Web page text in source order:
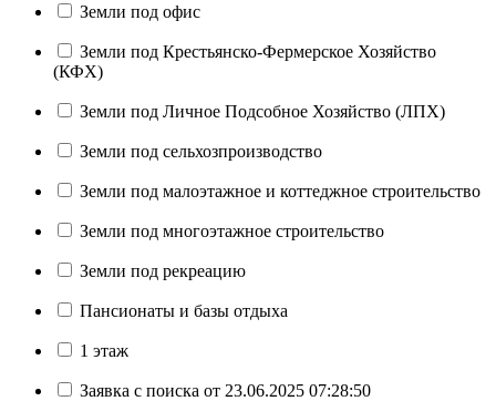
Земли под офис
Земли под Крестьянско-Фермерское Хозяйство
(КФХ)
Земли под Личное Подсобное Хозяйство (ЛПХ)
Земли под сельхозпроизводство
Земли под малоэтажное и коттеджное строительство
Земли под многоэтажное строительство
Земли под рекреацию
Пансионаты и базы отдыха
1 этаж
Заявка с поиска от 23.06.2025 07:28:50